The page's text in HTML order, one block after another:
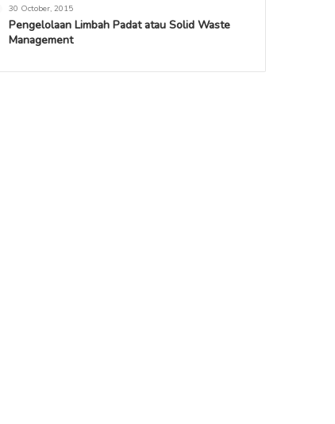
30 October, 2015
Pengelolaan Limbah Padat atau Solid Waste
Management